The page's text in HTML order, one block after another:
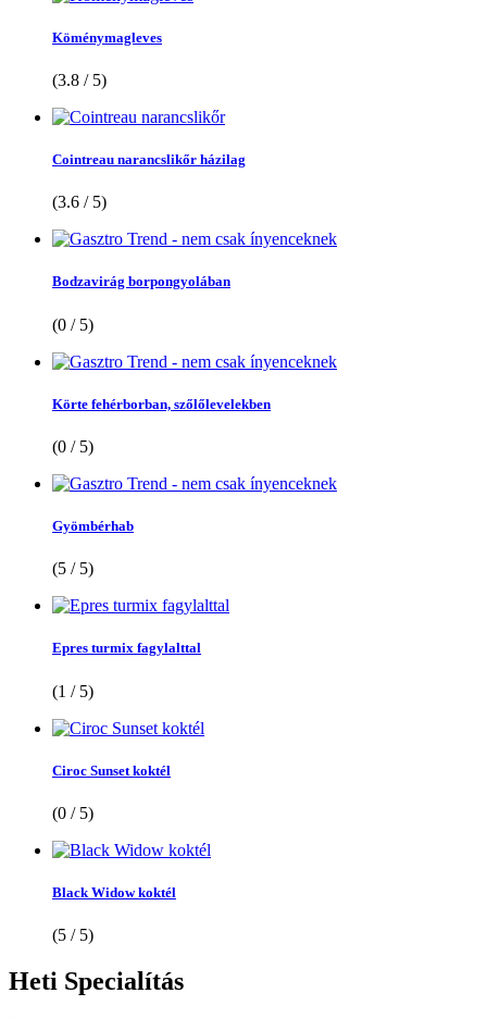
Köménymagleves
(3.8 / 5)
Cointreau narancslikőr házilag
(3.6 / 5)
Bodzavirág borpongyolában
(0 / 5)
Körte fehérborban, szőlőlevelekben
(0 / 5)
Gyömbérhab
(5 / 5)
Epres turmix fagylalttal
(1 / 5)
Ciroc Sunset koktél
(0 / 5)
Black Widow koktél
(5 / 5)
Heti Specialítás